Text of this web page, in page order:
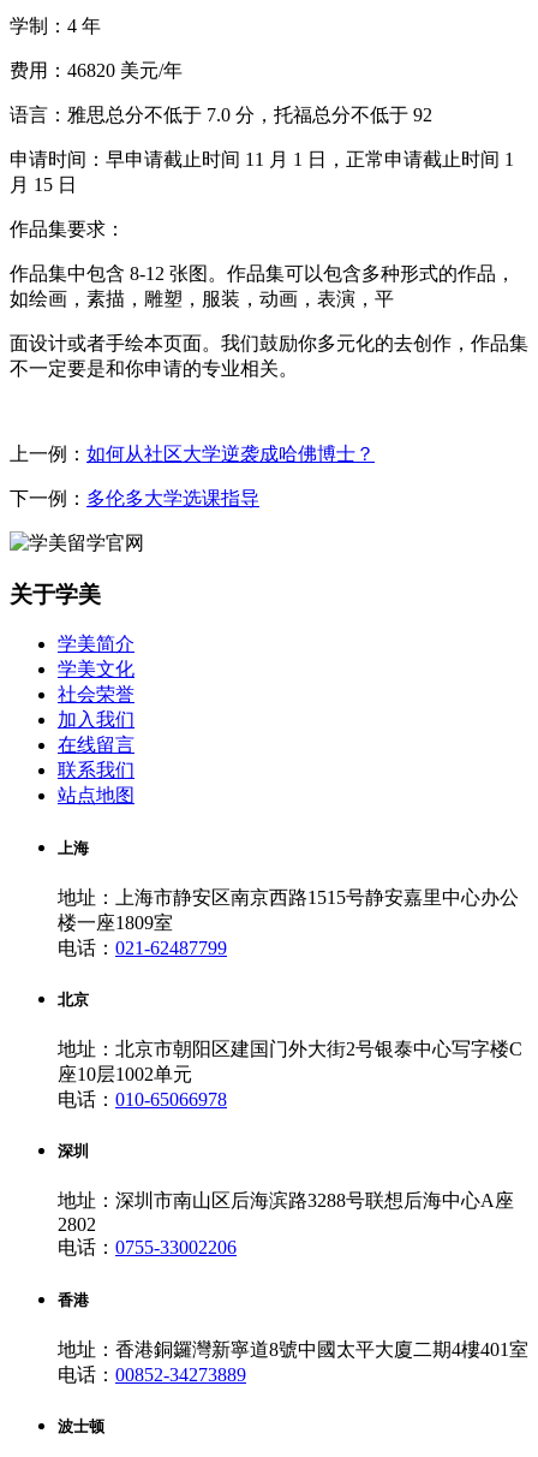
学制：4 年
费用：46820 美元/年
语言：雅思总分不低于 7.0 分，托福总分不低于 92
申请时间：早申请截止时间 11 月 1 日，正常申请截止时间 1
月 15 日
作品集要求：
作品集中包含 8-12 张图。作品集可以包含多种形式的作品，
如绘画，素描，雕塑，服装，动画，表演，平
面设计或者手绘本页面。我们鼓励你多元化的去创作，作品集
不一定要是和你申请的专业相关。
上一例： 如何从社区大学逆袭成哈佛博士？
下一例： 多伦多大学选课指导
关于学美
学美简介
学美文化
社会荣誉
加入我们
在线留言
联系我们
站点地图
上海
地址：上海市静安区南京西路1515号静安嘉里中心办公
楼一座1809室
电话： 021-62487799
北京
地址：北京市朝阳区建国门外大街2号银泰中心写字楼C
座10层1002单元
电话： 010-65066978
深圳
地址：深圳市南山区后海滨路3288号联想后海中心A座
2802
电话： 0755-33002206
香港
地址：香港銅鑼灣新寧道8號中國太平大廈二期4樓401室
电话： 00852-34273889
波士顿